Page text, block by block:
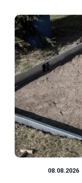
08.08.2026